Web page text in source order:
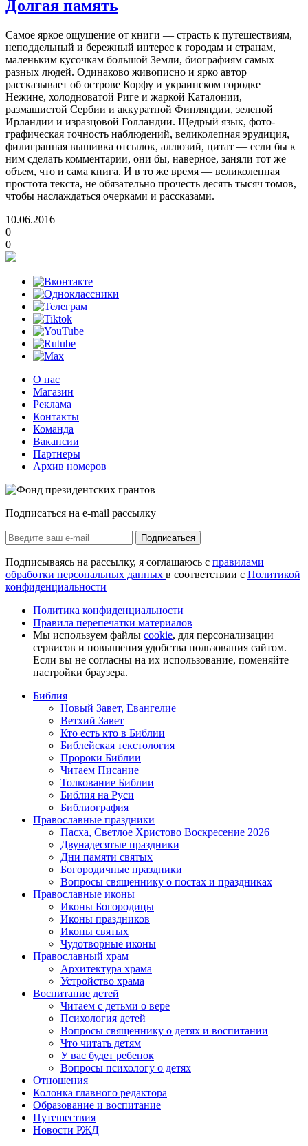
Долгая память
Самое яркое ощущение от книги — страсть к путешествиям,
неподдельный и бережный интерес к городам и странам,
маленьким кусочкам большой Земли, биографиям самых
разных людей. Одинаково живописно и ярко автор
рассказывает об острове Корфу и украинском городке
Нежине, холодноватой Риге и жаркой Каталонии,
размашистой Сербии и аккуратной Финляндии, зеленой
Ирландии и изразцовой Голландии. Щедрый язык, фото­
графическая точность наблюдений, великолепная эрудиция,
фили­гранная вышивка отсылок, аллюзий, цитат — если бы к
ним сделать комментарии, они бы, наверное, заняли тот же
объем, что и сама книга. И в то же время — великолепная
простота текста, не обязательно прочесть десять тысяч томов,
чтобы наслаждаться очерками и рассказами.
10.06.2016
0
0
О нас
Магазин
Реклама
Контакты
Команда
Вакансии
Партнеры
Архив номеров
Подписаться на e-mail рассылку
Подписаться
Подписываясь на рассылку, я соглашаюсь с правилами
обработки персональных данных в соответствии с Политикой
конфиденциальности
Политика конфиденциальности
Правила перепечатки материалов
Мы используем файлы cookie, для персонализации
сервисов и повышения удобства пользования сайтом.
Если вы не согласны на их использование, поменяйте
настройки браузера.
Библия
Новый Завет, Евангелие
Ветхий Завет
Кто есть кто в Библии
Библейская текстология
Пророки Библии
Читаем Писание
Толкование Библии
Библия на Руси
Библиография
Православные праздники
Пасха, Светлое Христово Воскресение 2026
Двунадесятые праздники
Дни памяти святых
Богородичные праздники
Вопросы священнику о постах и праздниках
Православные иконы
Иконы Богородицы
Иконы праздников
Иконы святых
Чудотворные иконы
Православный храм
Архитектура храма
Устройство храма
Воспитание детей
Читаем с детьми о вере
Психология детей
Вопросы священнику о детях и воспитании
Что читать детям
У вас будет ребенок
Вопросы психологу о детях
Отношения
Колонка главного редактора
Образование и воспитание
Путешествия
Новости РЖД